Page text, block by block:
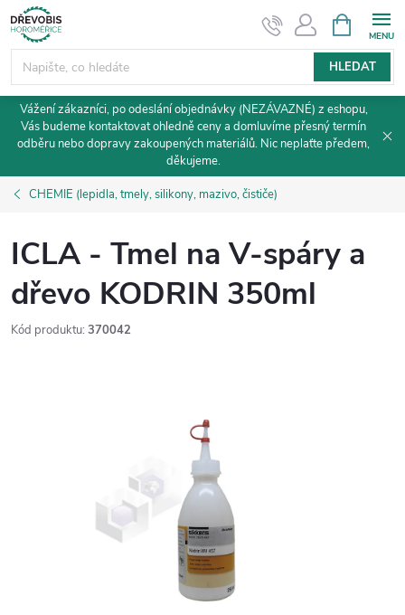
Přejít
na
obsah
HLEDAT
NÁKUPNÍ
KOŠÍK
Vážení zákazníci, po odeslání objednávky (NEZÁVAZNÉ) z eshopu,
Vás budeme kontaktovat ohledně ceny a domluvíme přesný termín
odběru nebo dopravy zakoupených materiálů. Nic neplaťte předem,
děkujeme.
CHEMIE (lepidla, tmely, silikony, mazivo, čističe)
ICLA - Tmel na V-spáry a
dřevo KODRIN 350ml
Kód produktu: 370042